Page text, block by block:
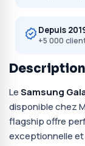
Depuis
+5 000
Description
LeSamsung
disponible chez
flagship offre
exceptionnelle